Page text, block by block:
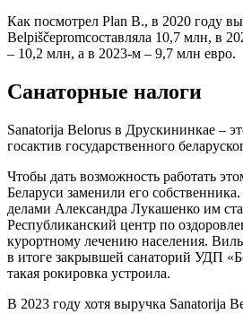
Как посмотрел Plan B., в 2020 году
Belpiščepromсоставляла 10,7 млн, в
– 10,2 млн, а в 2023-м – 9,7 млн евро.
Санаторные налоги
Sanatorija Belorus в Друскининкае –
госактив государственного
Чтобы дать возможность работать
Беларуси заменили его
делами Александра Лукашенко им
Республиканский центр по
курортному лечению населения.
в итоге закрывшей санаторий УДП
такая рокировка устроила.
В 2023 году хотя выручка Sanatorija